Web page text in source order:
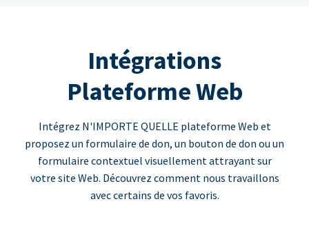
Intégrations
Plateforme Web
Intégrez N'IMPORTE QUELLE plateforme Web et
proposez un formulaire de don, un bouton de don ou un
formulaire contextuel visuellement attrayant sur
votre site Web. Découvrez comment nous travaillons
avec certains de vos favoris.